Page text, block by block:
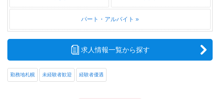
パート・アルバイト
求人情報一覧から探す
勤務地札幌 未経験者歓迎 経験者優遇